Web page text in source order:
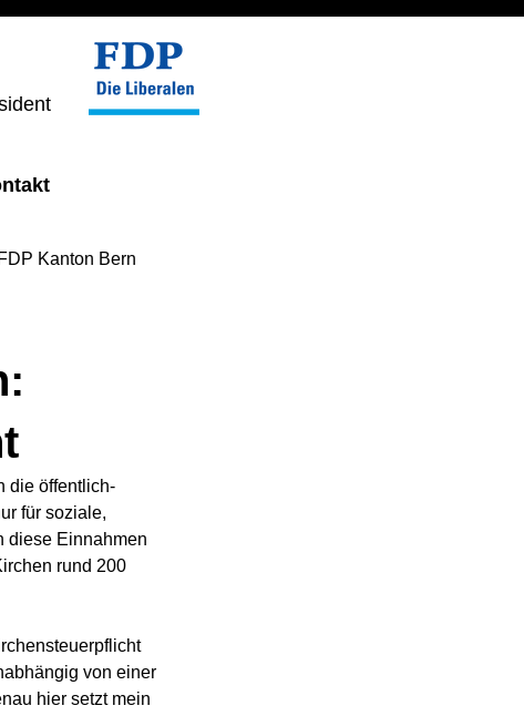
FDP Kanton Bern
die öffentlich-
für soziale,
diese Einnahmen
rund 200
von einer
hier setzt mein